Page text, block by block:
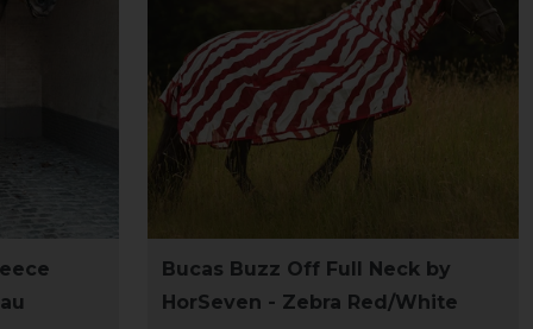
Bucas Buzz Off Full Neck by
HorSeven - Zebra Red/White